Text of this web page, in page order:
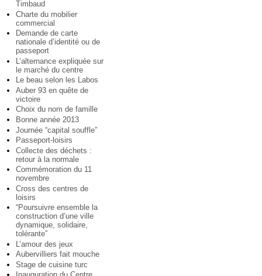
Timbaud
Charte du mobilier
commercial
Demande de carte
nationale d’identité ou de
passeport
L’alternance expliquée sur
le marché du centre
Le beau selon les Labos
Auber 93 en quête de
victoire
Choix du nom de famille
Bonne année 2013
Journée “capital souffle”
Passeport-loisirs
Collecte des déchets :
retour à la normale
Commémoration du 11
novembre
Cross des centres de
loisirs
“Poursuivre ensemble la
construction d’une ville
dynamique, solidaire,
tolérante”
L’amour des jeux
Aubervilliers fait mouche
Stage de cuisine turc